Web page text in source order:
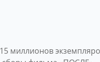
миллионов